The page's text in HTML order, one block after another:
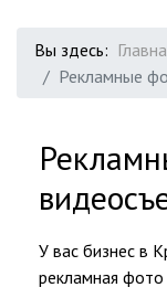
Вы здесь:
Рекламные
У вас бизнес в
рекламная фото